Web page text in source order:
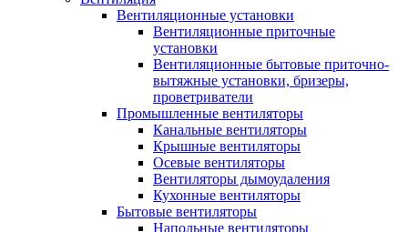
Вентиляционные установки
Вентиляционные приточные
установки
Вентиляционные бытовые приточно-
вытяжные установки, бризеры,
проветриватели
Промышленные вентиляторы
Канальные вентиляторы
Крышные вентиляторы
Осевые вентиляторы
Вентиляторы дымоудаления
Кухонные вентиляторы
Бытовые вентиляторы
Напольные вентиляторы